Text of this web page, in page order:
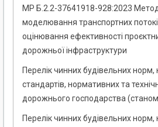
МР Б.2.2-37641918-928:2023
моделювання транспортних
оцінювання ефективності
дорожньої інфраструктури
Перелік чинних будівельних норм,
стандартів, нормативних та
дорожнього господарства
Перелік чинних будівельних норм,